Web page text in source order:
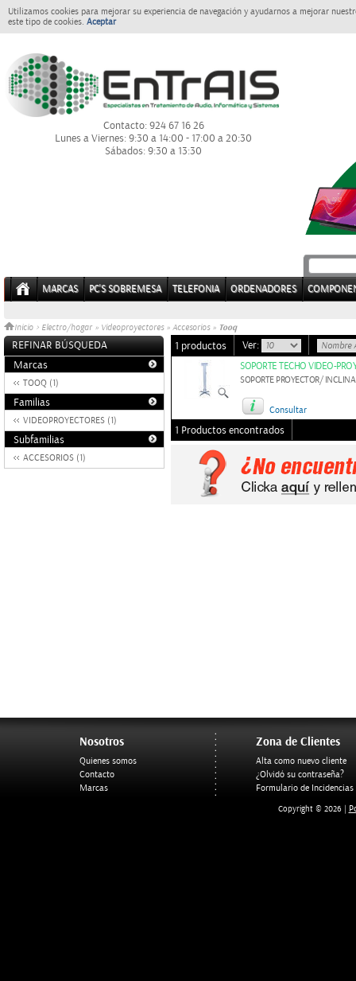
Utilizamos cookies para mejorar su experiencia de navegación y ayudarnos a mejorar
este tipo de cookies. Aceptar
Contacto: 924 67 16 26
Lunes a Viernes: 9:30 a 14:00 - 17:00 a 20:30
Sábados: 9:30 a 13:30
MARCAS PC'S SOBREMESA TELEFONIA ORDENADORES
Inicio > Electro/hogar » Videoproyectores » Accesorios » Tooq
REFINAR BÚSQUEDA
Marcas
TOOQ (1)
Familias
VIDEOPROYECTORES (1)
Subfamilias
ACCESORIOS (1)
1 productos Ver:
SOPORTE TECHO VIDEO-
SOPORTE PROYECTOR/
Consultar
1 Productos encontrados
Nosotros
Quienes somos
Contacto
Marcas
Zona de Clientes
Alta como nuevo cliente
¿Olvidó su contraseña?
Formulario de Incidencias
Copyright © 2026 |